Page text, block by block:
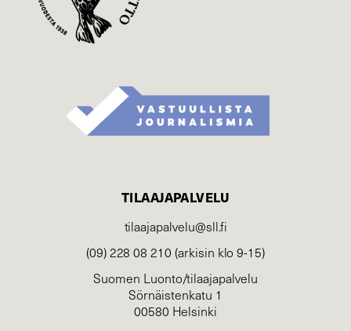
TILAAJAPALVELU
tilaajapalvelu@sll.fi
(09) 228 08 210 (arkisin klo 9-15)
Suomen Luonto/tilaajapalvelu
Sörnäistenkatu 1
00580 Helsinki